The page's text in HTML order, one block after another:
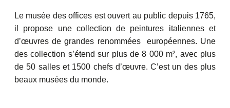
Le musée des offices est ouvert au public depuis 1765,
il propose une collection de peintures italiennes et
d’œuvres de grandes renommées européennes. Une
des collection s’étend sur plus de 8 000 m², avec plus
de 50 salles et 1500 chefs d’œuvre. C’est un des plus
beaux musées du monde.